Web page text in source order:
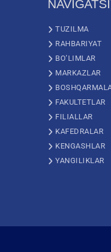
TUZILMA
RAHBARIYAT
BO’LIMLAR
MARKAZLAR
FAKULTETLAR
FILIALLAR
KAFEDRALAR
KENGASHLAR
YANGILIKLAR